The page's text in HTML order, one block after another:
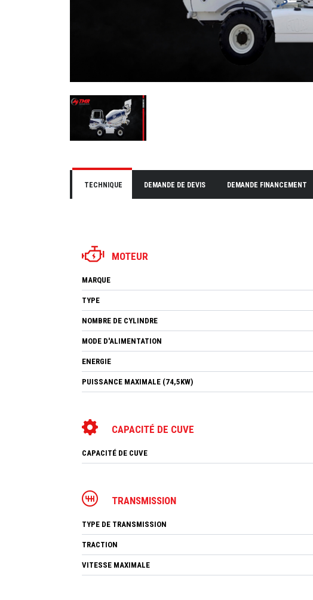
TECHNIQUE DEMANDE DE DEVIS DEMANDE FINANCEMENT
MOTEUR
MARQUE
TYPE
NOMBRE DE CYLINDRE
MODE D'ALIMENTATION
ENERGIE
PUISSANCE MAXIMALE (74,5KW)
CAPACITÉ DE CUVE
CAPACITÉ DE CUVE
TRANSMISSION
TYPE DE TRANSMISSION
TRACTION
VITESSE MAXIMALE